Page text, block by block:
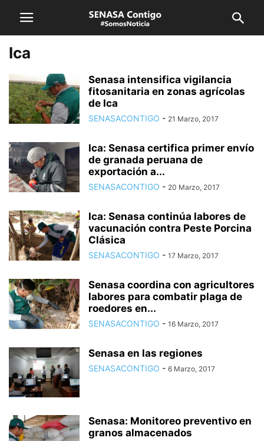
Ica
Senasa intensifica vigilancia
fitosanitaria en zonas agrícolas
de Ica
SENASACONTIGO - 21 Marzo, 2017
Ica: Senasa certifica primer envío
de granada peruana de
exportación a...
SENASACONTIGO - 20 Marzo, 2017
Ica: Senasa continúa labores de
vacunación contra Peste Porcina
Clásica
SENASACONTIGO - 17 Marzo, 2017
Senasa coordina con agricultores
labores para combatir plaga de
roedores en...
SENASACONTIGO - 16 Marzo, 2017
Senasa en las regiones
SENASACONTIGO - 6 Marzo, 2017
Senasa: Monitoreo preventivo en
granos almacenados